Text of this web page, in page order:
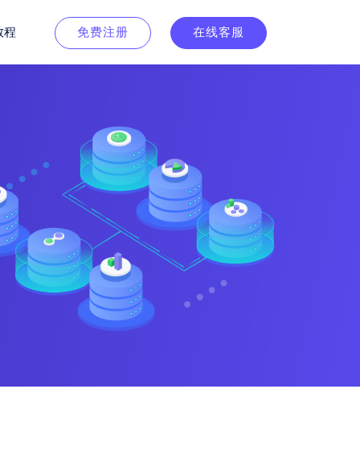
程 免费注册 在线客服